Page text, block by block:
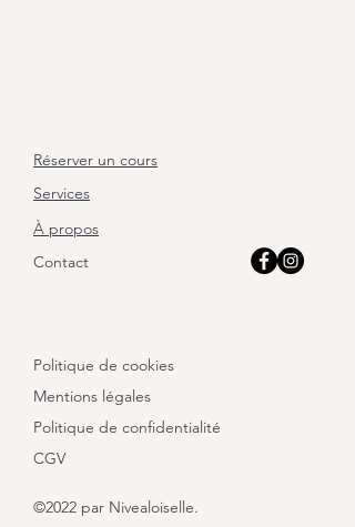
Réserver un cours
Services
À propos
Contact
Politique de cookies
Mentions légales
Politique de confidentialité
CGV
©2022 par Nivealoiselle.